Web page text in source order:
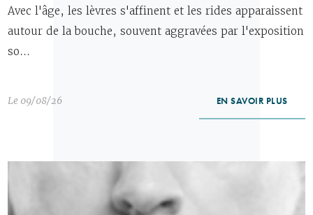
Avec l'âge, les lèvres s'affinent et les rides apparaissent
autour de la bouche, souvent aggravées par l'exposition
so...
Le 09/08/26 EN SAVOIR PLUS